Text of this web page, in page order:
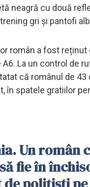
neagră cu două
gri și pantofi
român a fost reținut
A6. La un control de
că românul de 43
în spatele gratiilor
Un român
fie în